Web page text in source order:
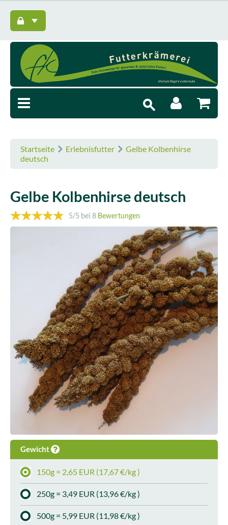
Startseite Erlebnisfutter
Gelbe Kolbenhirse
deutsch
Gelbe Kolbenhirse deutsch
5/5 bei 8 Bewertungen
Gewicht
150g = 2,65 EUR (17,67 €/kg )
250g = 3,49 EUR (13,96 €/kg )
500g = 5,99 EUR (11,98 €/kg )